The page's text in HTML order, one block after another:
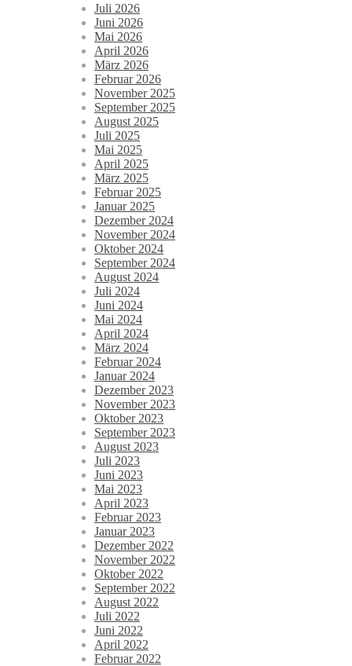
Juli 2026
Juni 2026
Mai 2026
April 2026
März 2026
Februar 2026
November 2025
September 2025
August 2025
Juli 2025
Mai 2025
April 2025
März 2025
Februar 2025
Januar 2025
Dezember 2024
November 2024
Oktober 2024
September 2024
August 2024
Juli 2024
Juni 2024
Mai 2024
April 2024
März 2024
Februar 2024
Januar 2024
Dezember 2023
November 2023
Oktober 2023
September 2023
August 2023
Juli 2023
Juni 2023
Mai 2023
April 2023
Februar 2023
Januar 2023
Dezember 2022
November 2022
Oktober 2022
September 2022
August 2022
Juli 2022
Juni 2022
April 2022
Februar 2022